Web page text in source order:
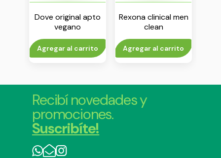
Dove original apto
vegano
antitranspirante en
aerosol x 150 ml
Agregar al carrito
Rexona clinical men
clean
antitranspirante en
aerosol x 55 ml
Agregar al carrito
Recibí novedades y
promociones.
Suscribíte!